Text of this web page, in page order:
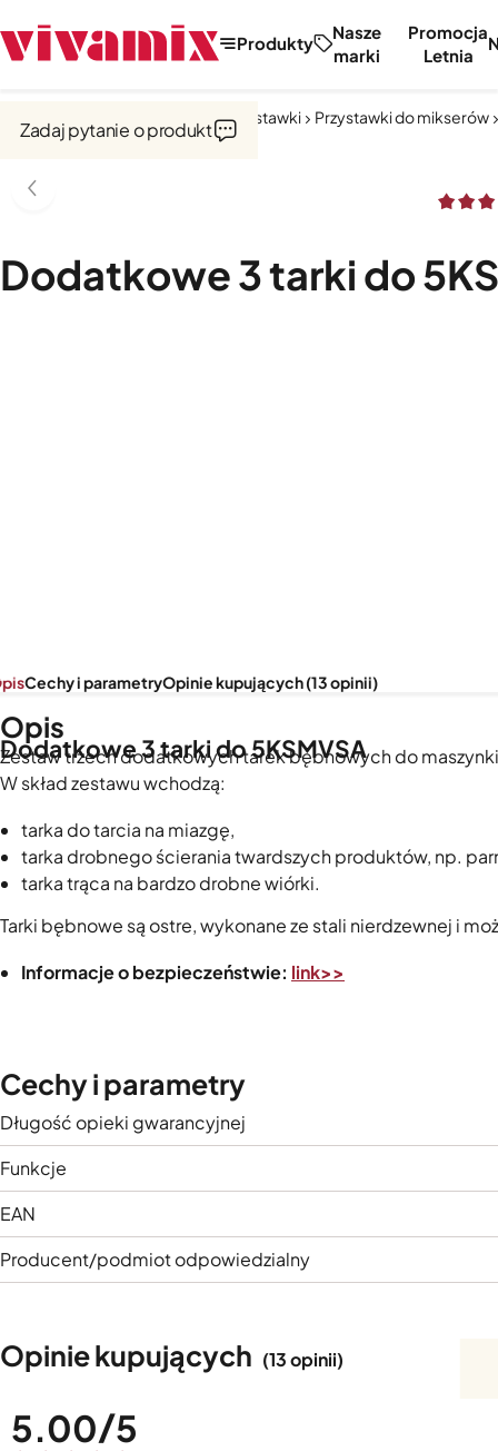
Produkty
Nasze
marki
Promocja
Letnia
Miksery, misy, przystawki Przystawki do mikserów
Dodatkowe 3 tarki do
Zadaj pytanie o produkt
Dodatkowe 3 tarki do 5KSMVSA
Cechy i parametryOpinie kupujących (13 opinii)
Opis
Zestaw trzech dodatkowych tarek bębnowych do
W skład zestawu wchodzą:
tarka do tarcia na miazgę,
tarka drobnego ścierania twardszych produktów, np.
tarka trąca na bardzo drobne wiórki.
Tarki bębnowe są ostre, wykonane ze stali nierdzewnej i
Informacje o bezpieczeństwie: link>>
Cechy i parametry
Długość opieki gwarancyjnej
Funkcje
EAN
Producent/podmiot odpowiedzialny
Opinie kupujących (13 opinii)
5.00